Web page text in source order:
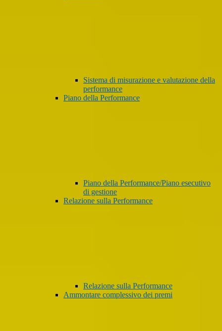
Sistema di misurazione e valutazione della
performance
Piano della Performance
Piano della Performance/Piano esecutivo
di gestione
Relazione sulla Performance
Relazione sulla Performance
Ammontare complessivo dei premi